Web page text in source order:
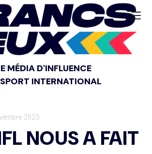
MÉDIA D'INFLUENCE
INTERNATIONAL
2023
NOUS A FAIT